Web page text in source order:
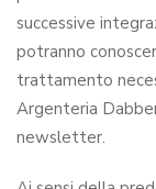
successive
potranno
trattamento
Argenteria
newsletter.